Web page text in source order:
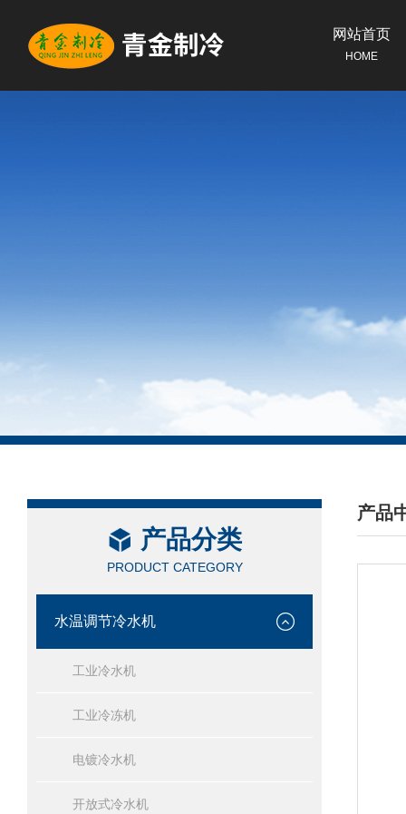
网站首页
HOME
产品分类
PRODUCT CATEGORY
水温调节冷水机
工业冷水机
工业冷冻机
电镀冷水机
开放式冷水机
产品
/